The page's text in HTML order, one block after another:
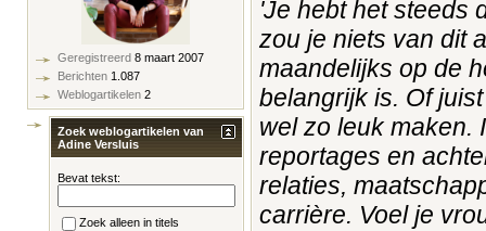
'Je hebt het steeds
zou je niets van dit
maandelijks op de
belangrijk is. Of
wel zo leuk maken.
reportages en
relaties,
carrière. Voel je
Geregistreerd 8 maart 2007
Berichten 1.087
Weblogartikelen 2
Zoek weblogartikelen van
Adine Versluis
Bevat tekst:
Zoek alleen in titels